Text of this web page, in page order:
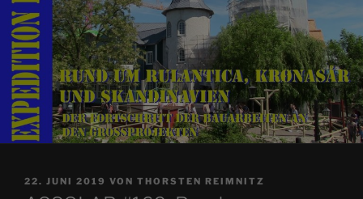
VERÖFFENTLICHT
AM
22. JUNI 2019 VON THORSTEN REIMNITZ